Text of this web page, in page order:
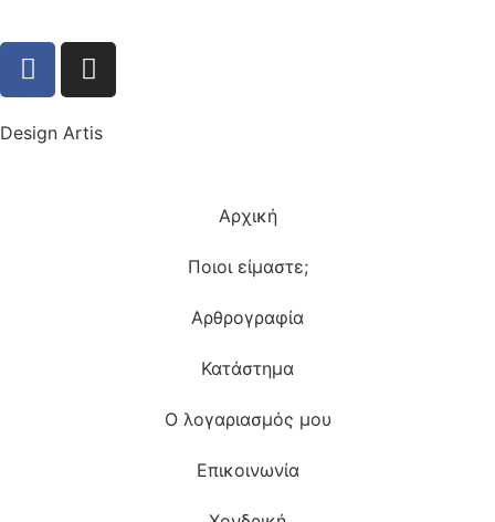
Design Artis
Αρχική
Ποιοι είμαστε;
Αρθρογραφία
Κατάστημα
Ο λογαριασμός μου
Επικοινωνία